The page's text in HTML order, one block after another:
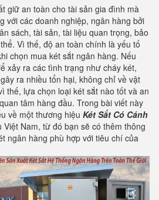
giữ an toàn cho tài sản gia đình mà
với các doanh nghiệp, ngân hàng bởi
sách, tài sản, tài liệu quan trọng, bảo
Vì thế, độ an toàn chính là yếu tố
chọn mua két sắt ngân hàng. Nếu
xảy ra các tình trạng như cháy két,
ra nhiều tổn hại, không chỉ về vật
thế, lựa chọn loại két sắt nào tốt và an
tâm hàng đầu. Trong bài viết này
về một thương hiệu Két Sắt Có Cánh
Việt Nam, từ đó bạn sẽ có thêm thông
ngân hàng phù hợp với tiêu chí của